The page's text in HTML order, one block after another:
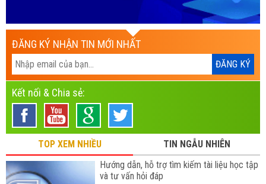
ĐĂNG KÝ NHẬN TIN MỚI NHẤT
Kết nối & Chia sẻ:
TOP XEM NHIỀU
TIN NGẪU NHIÊN
Hướng dẫn, hỗ trợ tìm kiếm tài liệu học tập
và tư vấn hỏi đáp